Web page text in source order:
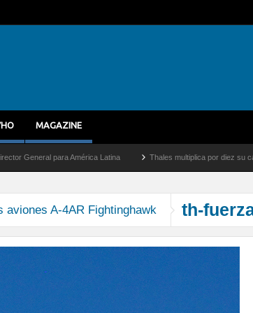
MAGAZINE
para América Latina Thales multiplica por diez su
aviones A-4AR Fightinghawk
th-